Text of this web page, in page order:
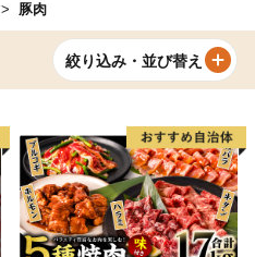
豚肉
絞り込み・並び替え